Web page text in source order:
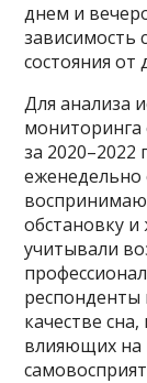
днем и
зависимость
состояния от
Для анализа
мониторинга
за 2020–2022
еженедельно
обстановку
учитывали
качестве
влияющих на